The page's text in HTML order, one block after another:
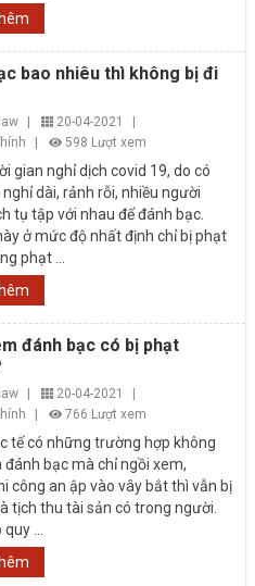
bao nhiêu thì không bị đi
| 20-04-2021
|
| 598 Lượt xem
gian nghỉ dịch covid 19, do có
dài, rảnh rỗi, nhiều người
tụ tập với nhau để đánh bạc.
ở mức độ nhất định chỉ bị phạt
phạt ...
đánh bạc có bị phạt
| 20-04-2021
|
| 766 Lượt xem
tế có những trường hợp không
đánh bạc mà chỉ ngồi xem,
công an ập vào vây bắt thì vẫn bị
tịch thu tài sản có trong người.
...